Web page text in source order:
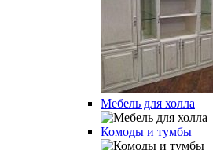
Мебель для холла
Комоды и тумбы